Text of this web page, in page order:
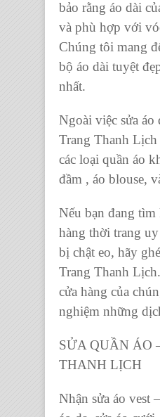
bảo rằng áo dài
và phù hợp với
Chúng tôi mang
bộ áo dài tuyệt
nhất.
Ngoài việc sửa
Trang Thanh Lịch
các loại quần áo
đầm , áo blouse,
Nếu bạn đang
hàng thời trang
bị chật eo, hãy
Trang Thanh
cửa hàng của
nghiệm những
SỬA QUẦN ÁO
THANH LỊCH
Nhận sửa áo vest